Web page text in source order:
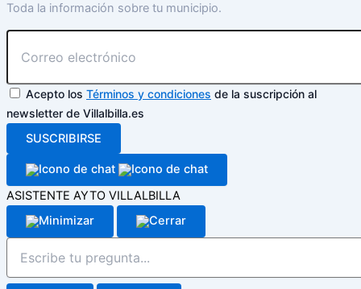
Toda la información sobre tu municipio.
Acepto los Términos y condiciones de la suscripción al
newsletter de Villalbilla.es
SUSCRIBIRSE
ASISTENTE AYTO VILLALBILLA